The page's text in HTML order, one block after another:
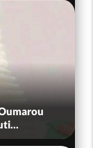
Côte d'Ivoire :
Ouattara